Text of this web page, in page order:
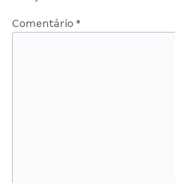
Comentário *